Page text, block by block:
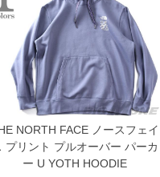
で、予めご了承下さい。
例：裾にファスナーや調節ひもが付
また、お客様がご使用の環境（コ
る場合がございます。予めご了承
おりますので店頭での売り違い、店
お掛けしてしまう場合がございま
ますが、もしあった場合速やかにご
NORTH FACE ノースフェイ
プリント プルオーバー パーカ
ー U YOTH HOODIE